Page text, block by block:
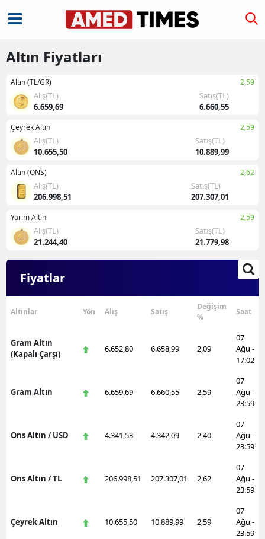
Altın Fiyatları
Altın (TL/GR) 2,59
Alış(TL)
6.659,69
Satış(TL)
6.660,55
Çeyrek Altın 2,59
Alış(TL)
10.655,50
Satış(TL)
10.889,99
Altın (ONS) 2,62
Alış(TL)
206.998,51
Satış(TL)
207.307,01
Yarım Altın 2,59
Alış(TL)
21.244,40
Satış(TL)
21.779,98
Fiyatlar
Altınlar Yön Alış Satış
Değişim
%
Saat
Gram Altın
(Kapalı Çarşı)
6.652,80 6.658,99 2,09
07
Ağu -
17:02
Gram Altın 6.659,69 6.660,55 2,59
07
Ağu -
23:59
Ons Altın / USD 4.341,53 4.342,09 2,40
07
Ağu -
23:59
Ons Altın / TL 206.998,51 207.307,01 2,62
07
Ağu -
23:59
Çeyrek Altın 10.655,50 10.889,99 2,59
07
Ağu -
23:59